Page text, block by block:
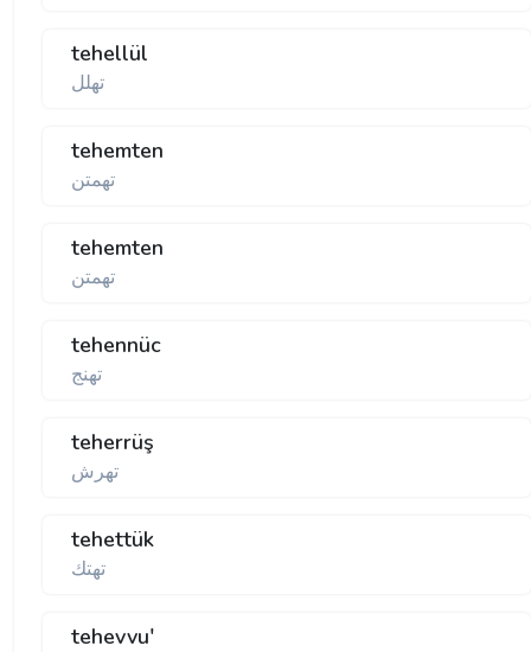
tehellül
تهلل
tehemten
تهمتن
tehemten
تهمتن
tehennüc
تهنج
teherrüş
تهرش
tehettük
تهتك
tehevvu'